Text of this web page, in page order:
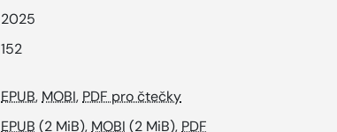
2025
152
EPUB, MOBI, PDF pro čtečky
EPUB (2 MiB), MOBI (2 MiB), PDF